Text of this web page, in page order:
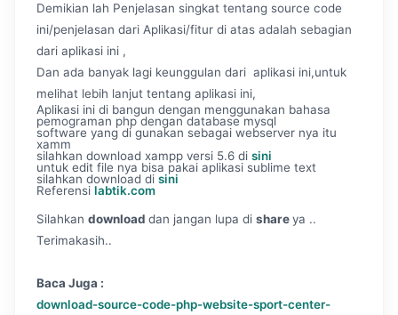
Demikian lah Penjelasan singkat tentang source code
ini/penjelasan dari Aplikasi/fitur di atas adalah sebagian
dari aplikasi ini ,
Dan ada banyak lagi keunggulan dari aplikasi ini,untuk
melihat lebih lanjut tentang aplikasi ini,
Aplikasi ini di bangun dengan menggunakan bahasa
pemograman php dengan database mysql
software yang di gunakan sebagai webserver nya itu
xamm
silahkan download xampp versi 5.6 di sini
untuk edit file nya bisa pakai aplikasi sublime text
silahkan download di sini
Referensi labtik.com
Silahkan download dan jangan lupa di shareya ..
Terimakasih..
Baca Juga :
download-source-code-php-website-sport-center-